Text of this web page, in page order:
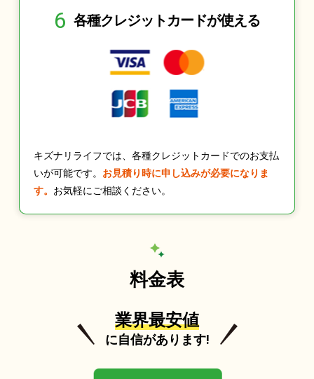
6 各種クレジットカードが使える
キズナリライフでは、各種クレジットカードでのお支払
いが可能です。 お見積り時に申し込みが必要になりま
す。 お気軽にご相談ください。
料金表
業界最安値
に自信があります!